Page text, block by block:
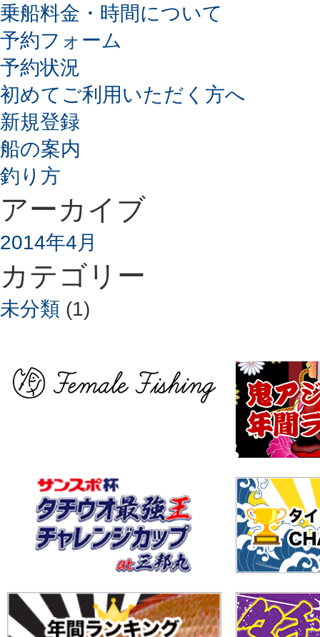
乗船料金・時間について
予約フォーム
予約状況
初めてご利用いただく方へ
新規登録
船の案内
釣り方
アーカイブ
2014年4月
カテゴリー
未分類 (1)